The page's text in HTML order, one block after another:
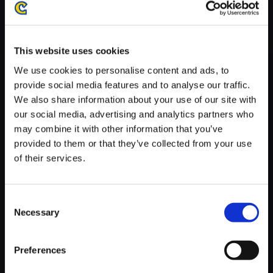
This website uses cookies
We use cookies to personalise content and ads, to
provide social media features and to analyse our traffic.
We also share information about your use of our site with
our social media, advertising and analytics partners who
may combine it with other information that you’ve
provided to them or that they’ve collected from your use
of their services.
Selection
Necessary
Preferences
※ご購入いただいたファイルのダウンロードの際には、通信環境
が安定しているWifi環境でお試しください。
【単曲】バイオハザード 2 オリ
ジナル・サウンドトラック Leo
n With Claire